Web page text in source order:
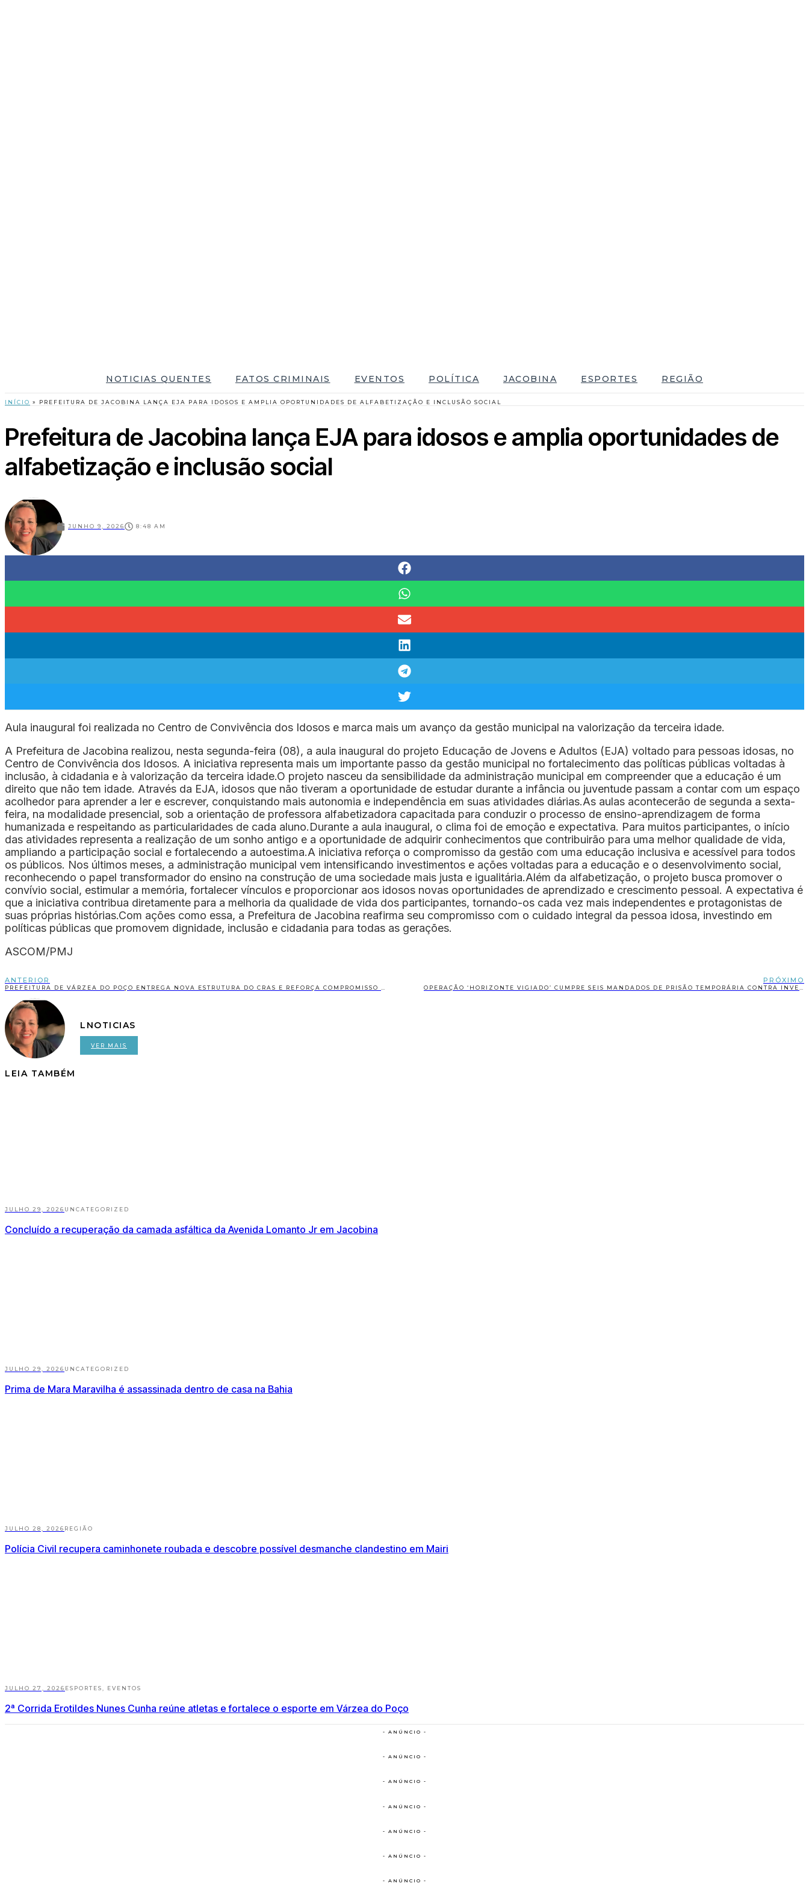
NOTICIAS QUENTES FATOS CRIMINAIS EVENTOS POLÍTICA JACOBINA ESPORTES REGIÃO
INÍCIO » PREFEITURA DE JACOBINA LANÇA EJA PARA IDOSOS E AMPLIA OPORTUNIDADES DE ALFABETIZAÇÃO E INCLUSÃO SOCIAL
Prefeitura de Jacobina lança EJA para idosos e amplia oportunidades de
alfabetização e inclusão social
LNOTICIAS JUNHO 9, 2026 8:48 AM
Aula inaugural foi realizada no Centro de Convivência dos Idosos e marca mais um avanço da gestão municipal na valorização da terceira idade.
A Prefeitura de Jacobina realizou, nesta segunda-feira (08), a aula inaugural do projeto Educação de Jovens e Adultos (EJA) voltado para pessoas idosas, no
Centro de Convivência dos Idosos. A iniciativa representa mais um importante passo da gestão municipal no fortalecimento das políticas públicas voltadas à
inclusão, à cidadania e à valorização da terceira idade.O projeto nasceu da sensibilidade da administração municipal em compreender que a educação é um
direito que não tem idade. Através da EJA, idosos que não tiveram a oportunidade de estudar durante a infância ou juventude passam a contar com um espaço
acolhedor para aprender a ler e escrever, conquistando mais autonomia e independência em suas atividades diárias.As aulas acontecerão de segunda a sexta-
feira, na modalidade presencial, sob a orientação de professora alfabetizadora capacitada para conduzir o processo de ensino-aprendizagem de forma
humanizada e respeitando as particularidades de cada aluno.Durante a aula inaugural, o clima foi de emoção e expectativa. Para muitos participantes, o início
das atividades representa a realização de um sonho antigo e a oportunidade de adquirir conhecimentos que contribuirão para uma melhor qualidade de vida,
ampliando a participação social e fortalecendo a autoestima.A iniciativa reforça o compromisso da gestão com uma educação inclusiva e acessível para todos
os públicos. Nos últimos meses, a administração municipal vem intensificando investimentos e ações voltadas para a educação e o desenvolvimento social,
reconhecendo o papel transformador do ensino na construção de uma sociedade mais justa e igualitária.Além da alfabetização, o projeto busca promover o
convívio social, estimular a memória, fortalecer vínculos e proporcionar aos idosos novas oportunidades de aprendizado e crescimento pessoal. A expectativa é
que a iniciativa contribua diretamente para a melhoria da qualidade de vida dos participantes, tornando-os cada vez mais independentes e protagonistas de
suas próprias histórias.Com ações como essa, a Prefeitura de Jacobina reafirma seu compromisso com o cuidado integral da pessoa idosa, investindo em
políticas públicas que promovem dignidade, inclusão e cidadania para todas as gerações.
ASCOM/PMJ
ANTERIOR PRÓXIMO
LNOTICIAS
VER MAIS
LEIA TAMBÉM
JULHO 29, 2026 UNCATEGORIZED
Concluído a recuperação da camada asfáltica da Avenida Lomanto Jr em Jacobina
JULHO 29, 2026 UNCATEGORIZED
Prima de Mara Maravilha é assassinada dentro de casa na Bahia
JULHO 28, 2026 REGIÃO
Polícia Civil recupera caminhonete roubada e descobre possível desmanche clandestino em Mairi
JULHO 27, 2026 ESPORTES, EVENTOS
2ª Corrida Erotildes Nunes Cunha reúne atletas e fortalece o esporte em Várzea do Poço
- ANÚNCIO -
- ANÚNCIO -
- ANÚNCIO -
- ANÚNCIO -
- ANÚNCIO -
- ANÚNCIO -
- ANÚNCIO -